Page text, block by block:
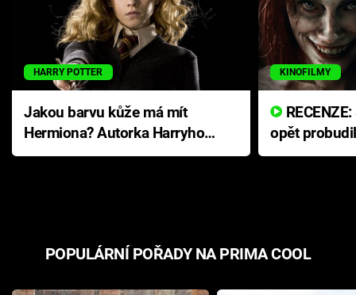
HARRY POTTER
Jakou barvu kůže má mít
Hermiona? Autorka Harryho
Pottera přišla s ráznou
KINOFILMY
opět
přichází s
POPULÁRNÍ POŘADY NA PRIMA COOL